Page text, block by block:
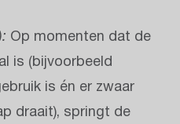
Op momenten dat de
is (bijvoorbeeld
is én er zwaar
draait), springt de